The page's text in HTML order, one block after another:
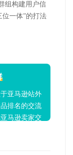
组构建用户信
一体”的打法
亚马逊站外
排名的交流
马逊卖家交